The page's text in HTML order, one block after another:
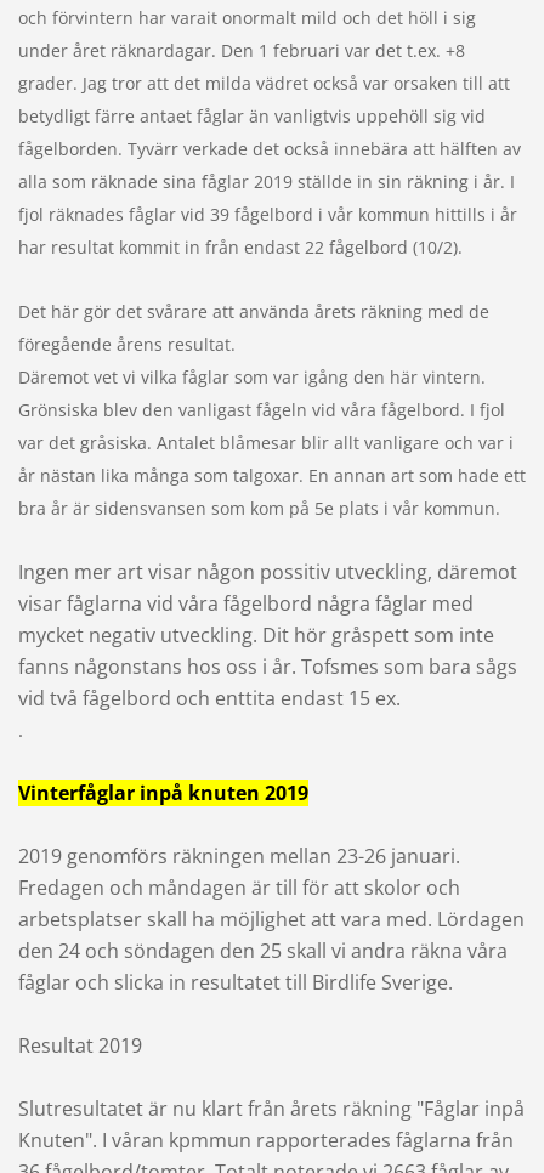
och förvintern har varait onormalt mild och det höll i sig
under året räknardagar. Den 1 februari var det t.ex. +8
grader. Jag tror att det milda vädret också var orsaken till att
betydligt färre antaet fåglar än vanligtvis uppehöll sig vid
fågelborden. Tyvärr verkade det också innebära att hälften av
alla som räknade sina fåglar 2019 ställde in sin räkning i år. I
fjol räknades fåglar vid 39 fågelbord i vår kommun hittills i år
har resultat kommit in från endast 22 fågelbord (10/2).
Det här gör det svårare att använda årets räkning med de
föregående årens resultat.
Däremot vet vi vilka fåglar som var igång den här vintern.
Grönsiska blev den vanligast fågeln vid våra fågelbord. I fjol
var det gråsiska. Antalet blåmesar blir allt vanligare och var i
år nästan lika många som talgoxar. En annan art som hade ett
bra år är sidensvansen som kom på 5e plats i vår kommun.
Ingen mer art visar någon possitiv utveckling, däremot
visar fåglarna vid våra fågelbord några fåglar med
mycket negativ utveckling. Dit hör gråspett som inte
fanns någonstans hos oss i år. Tofsmes som bara sågs
vid två fågelbord och enttita endast 15 ex.
.
Vinterfåglar inpå knuten 2019
2019 genomförs räkningen mellan 23-26 januari.
Fredagen och måndagen är till för att skolor och
arbetsplatser skall ha möjlighet att vara med. Lördagen
den 24 och söndagen den 25 skall vi andra räkna våra
fåglar och slicka in resultatet till Birdlife Sverige.
Resultat 2019
Slutresultatet är nu klart från årets räkning "Fåglar inpå
Knuten". I våran kpmmun rapporterades fåglarna från